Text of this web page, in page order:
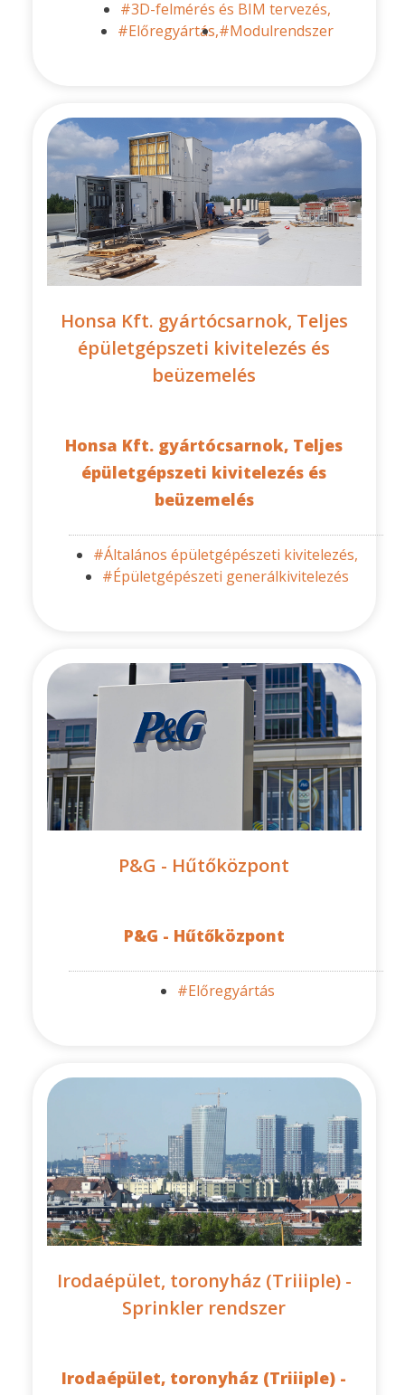
#3D-felmérés és BIM tervezés,
#Előregyártás,#Modulrendszer
Honsa Kft. gyártócsarnok, Teljes
épületgépszeti kivitelezés és
beüzemelés
Honsa Kft. gyártócsarnok, Teljes
épületgépszeti kivitelezés és
beüzemelés
#Általános épületgépészeti kivitelezés,
#Épületgépészeti generálkivitelezés
P&G - Hűtőközpont
P&G - Hűtőközpont
#Előregyártás
Irodaépület, toronyház (Triiiple) -
Sprinkler rendszer
Irodaépület, toronyház (Triiiple) -